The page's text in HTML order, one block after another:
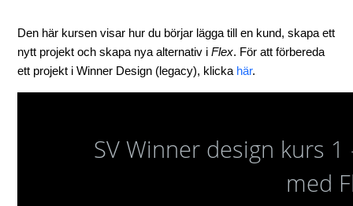
Den här kursen visar hur du börjar lägga till en kund, skapa ett
nytt projekt och skapa nya alternativ iFlex. För att förbereda
ett projekt i Winner Design (legacy), klickahär.